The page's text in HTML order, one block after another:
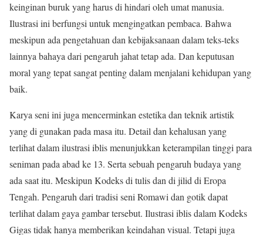
keinginan buruk yang harus di hindari oleh umat manusia.
Ilustrasi ini berfungsi untuk mengingatkan pembaca. Bahwa
meskipun ada pengetahuan dan kebijaksanaan dalam teks-teks
lainnya bahaya dari pengaruh jahat tetap ada. Dan keputusan
moral yang tepat sangat penting dalam menjalani kehidupan yang
baik.
Karya seni ini juga mencerminkan estetika dan teknik artistik
yang di gunakan pada masa itu. Detail dan kehalusan yang
terlihat dalam ilustrasi iblis menunjukkan keterampilan tinggi para
seniman pada abad ke 13. Serta sebuah pengaruh budaya yang
ada saat itu. Meskipun Kodeks di tulis dan di jilid di Eropa
Tengah. Pengaruh dari tradisi seni Romawi dan gotik dapat
terlihat dalam gaya gambar tersebut. Ilustrasi iblis dalam Kodeks
Gigas tidak hanya memberikan keindahan visual. Tetapi juga